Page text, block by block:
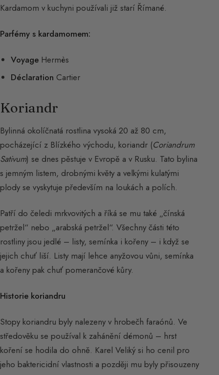
Kardamom v kuchyni používali již starí Římané.
Parfémy s kardamomem:
Voyage Hermès
Déclaration Cartier
Koriandr
Bylinná okolíčnatá rostlina vysoká 20 až 80 cm,
pocházející z Blízkého východu, koriandr (Coriandrum
Sativum) se dnes pěstuje v Evropě a v Rusku. Tato bylina
s jemným listem, drobnými květy a velkými kulatými
plody se vyskytuje především na loukách a polích.
Patří do čeledi mrkvovitých a říká se mu také „čínská
petržel“ nebo „arabská petržel“. Všechny části této
rostliny jsou jedlé – listy, semínka i kořeny – i když se
jejich chuť liší. Listy mají lehce anyžovou vůni, semínka
a kořeny pak chuť pomerančové kůry.
Historie koriandru
Stopy koriandru byly nalezeny v hrobečh faraónů. Ve
středověku se používal k zahánění démonů – hrst
koření se hodila do ohně. Karel Veliký si ho cenil pro
jeho baktericidní vlastnosti a později mu byly přisouzeny